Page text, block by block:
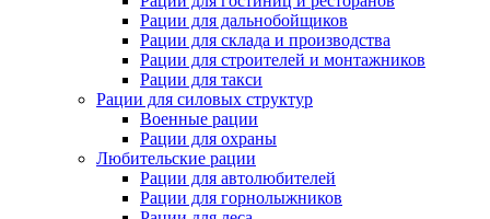
Рации для дальнобойщиков
Рации для склада и производства
Рации для строителей и монтажников
Рации для такси
Рации для силовых структур
Военные рации
Рации для охраны
Любительские рации
Рации для автолюбителей
Рации для горнолыжников